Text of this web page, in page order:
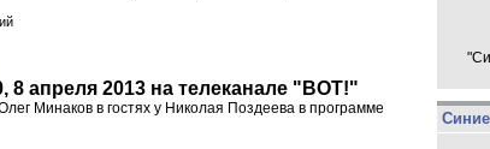
8 апреля 2013 на телеканале "ВОТ!"
Минаков в гостях у Николая Поздеева в программе